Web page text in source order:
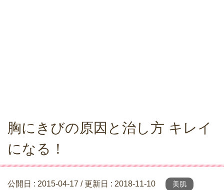
胸にきびの原因と治し方 キレイ
になる！
公開日 : 2015-04-17 / 更新日 : 2018-11-10 美肌